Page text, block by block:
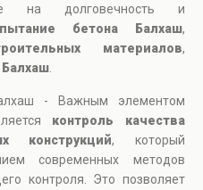
на долговечность и
бетона Балхаш,
материалов,
Балхаш
- Важным элементом
контроль качества
конструкций, который
современных методов
контроля. Это позволяет